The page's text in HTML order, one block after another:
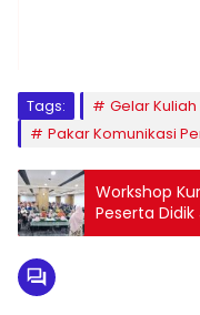
Tags:
Gelar
Pakar Komunikasi
Workshop
Peserta
Spiritual